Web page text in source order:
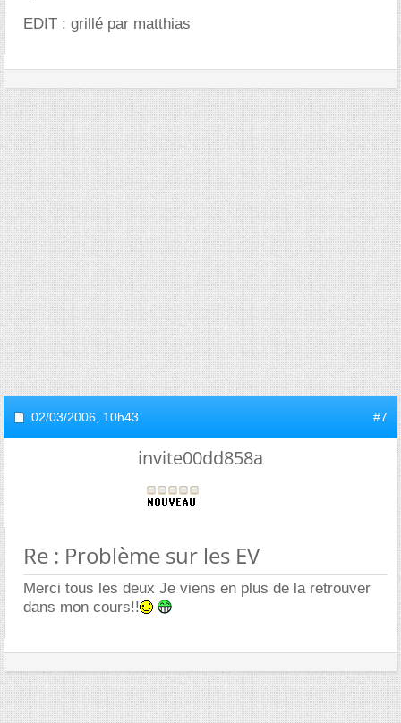
EDIT : grillé par matthias
02/03/2006, 10h43 #7
invite00dd858a
Re : Problème sur les EV
Merci tous les deux Je viens en plus de la retrouver
dans mon cours!!